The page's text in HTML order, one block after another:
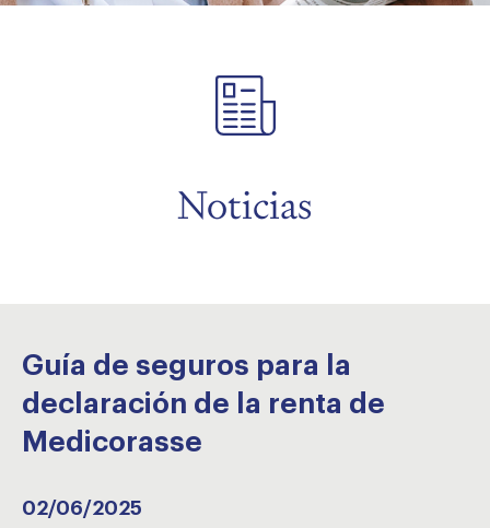
Noticias
Guía de seguros para la
declaración de la renta de
Medicorasse
02/06/2025